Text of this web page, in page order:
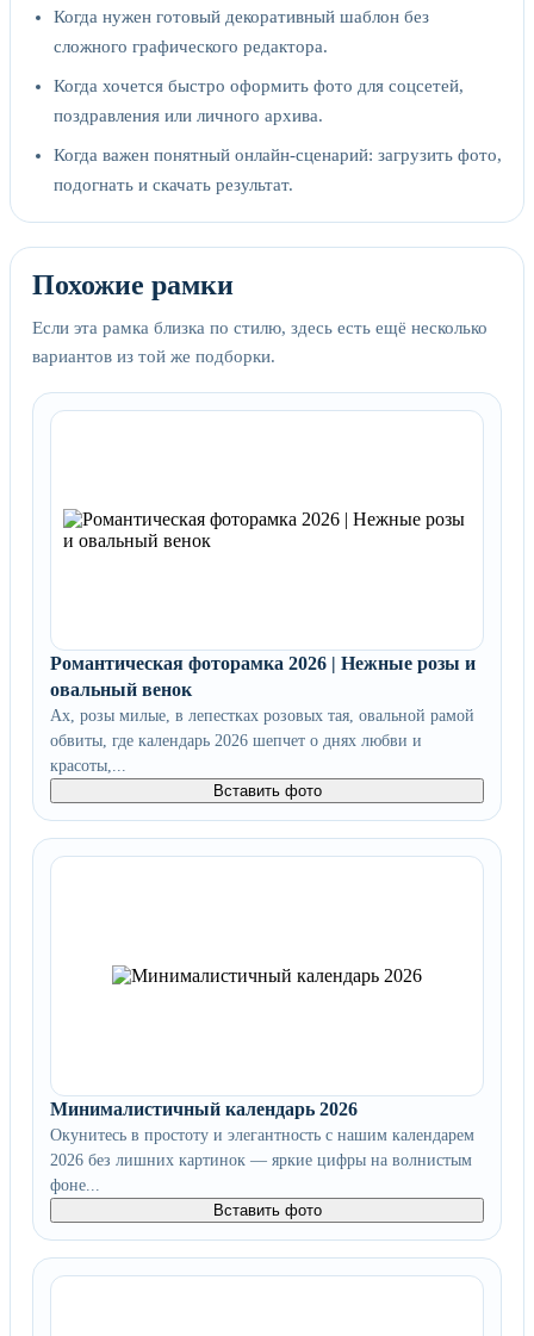
Когда нужен готовый декоративный шаблон без
сложного графического редактора.
Когда хочется быстро оформить фото для соцсетей,
поздравления или личного архива.
Когда важен понятный онлайн-сценарий: загрузить фото,
подогнать и скачать результат.
Похожие рамки
Если эта рамка близка по стилю, здесь есть ещё несколько
вариантов из той же подборки.
Романтическая фоторамка 2026 | Нежные розы и
овальный венок
Ах, розы милые, в лепестках розовых тая, овальной рамой
обвиты, где календарь 2026 шепчет о днях любви и
красоты,...
Вставить фото
Минималистичный календарь 2026
Окунитесь в простоту и элегантность с нашим календарем
2026 без лишних картинок — яркие цифры на волнистым
фоне...
Вставить фото